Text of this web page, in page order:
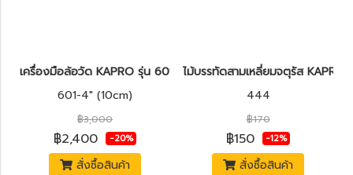
เครื่องมือล้อวัด KAPRO รุ่น 601
601-4" (10cm)
฿3,000
฿2,400 -20%
สั่งซื้อสินค้า
ไม้บรรทัดสามเหลี่ยมจตุรัส
444
฿170
฿150 -12%
สั่งซื้อสินค้า